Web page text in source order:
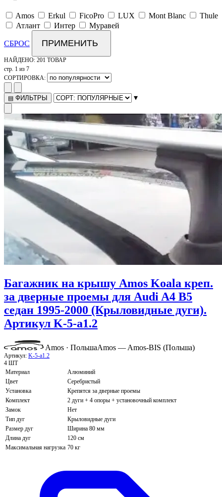
Amos Erkul FicoPro LUX Mont Blanc
Thule
Атлант
Интер Муравей
СБРОС ПРИМЕНИТЬ
НАЙДЕНО: 201 ТОВАР
стр. 1 из 7
СОРТИРОВКА:
▤ ФИЛЬТРЫ ▾
Багажник на крышу Amos Koala креп.
за дверные проемы для Audi A4 B5
седан 1995-2000 (Крыловидные дуги).
Артикул K-5-a1.2
Amos · ПольшаAmos — Amos-BIS (Польша)
Артикул: K-5-a1.2
4 ШТ
Материал
Алюминий
Цвет
Серебристый
Установка
Крепятся за дверные проемы
Комплект
2 дуги + 4 опоры + установочный комплект
Замок
Нет
Тип дуг
Крыловидные дуги
Размер дуг
Ширина 80 мм
Длина дуг
120 см
Максимальная нагрузка 70 кг